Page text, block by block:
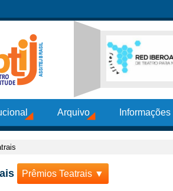
Arquivo
Prêmios Teatrais ▼